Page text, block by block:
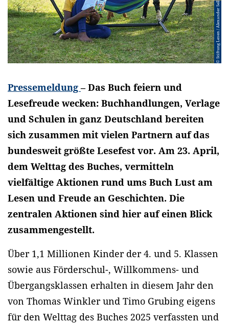
© Stiftung Lesen / Alexander Sell
Pressemeldung– Das Buch feiern und
Lesefreude wecken: Buchhandlungen, Verlage
und Schulen in ganz Deutschland bereiten
sich zusammen mit vielen Partnern auf das
bundesweit größte Lesefest vor. Am 23. April,
dem Welttag des Buches, vermitteln
vielfältige Aktionen rund ums Buch Lust am
Lesen und Freude an Geschichten. Die
zentralen Aktionen sind hier auf einen Blick
zusammengestellt.
Über 1,1 Millionen Kinder der 4. und 5. Klassen
sowie aus Förderschul-, Willkommens- und
Übergangsklassen erhalten in diesem Jahr den
von Thomas Winkler und Timo Grubing eigens
für den Welttag des Buches 2025 verfassten und